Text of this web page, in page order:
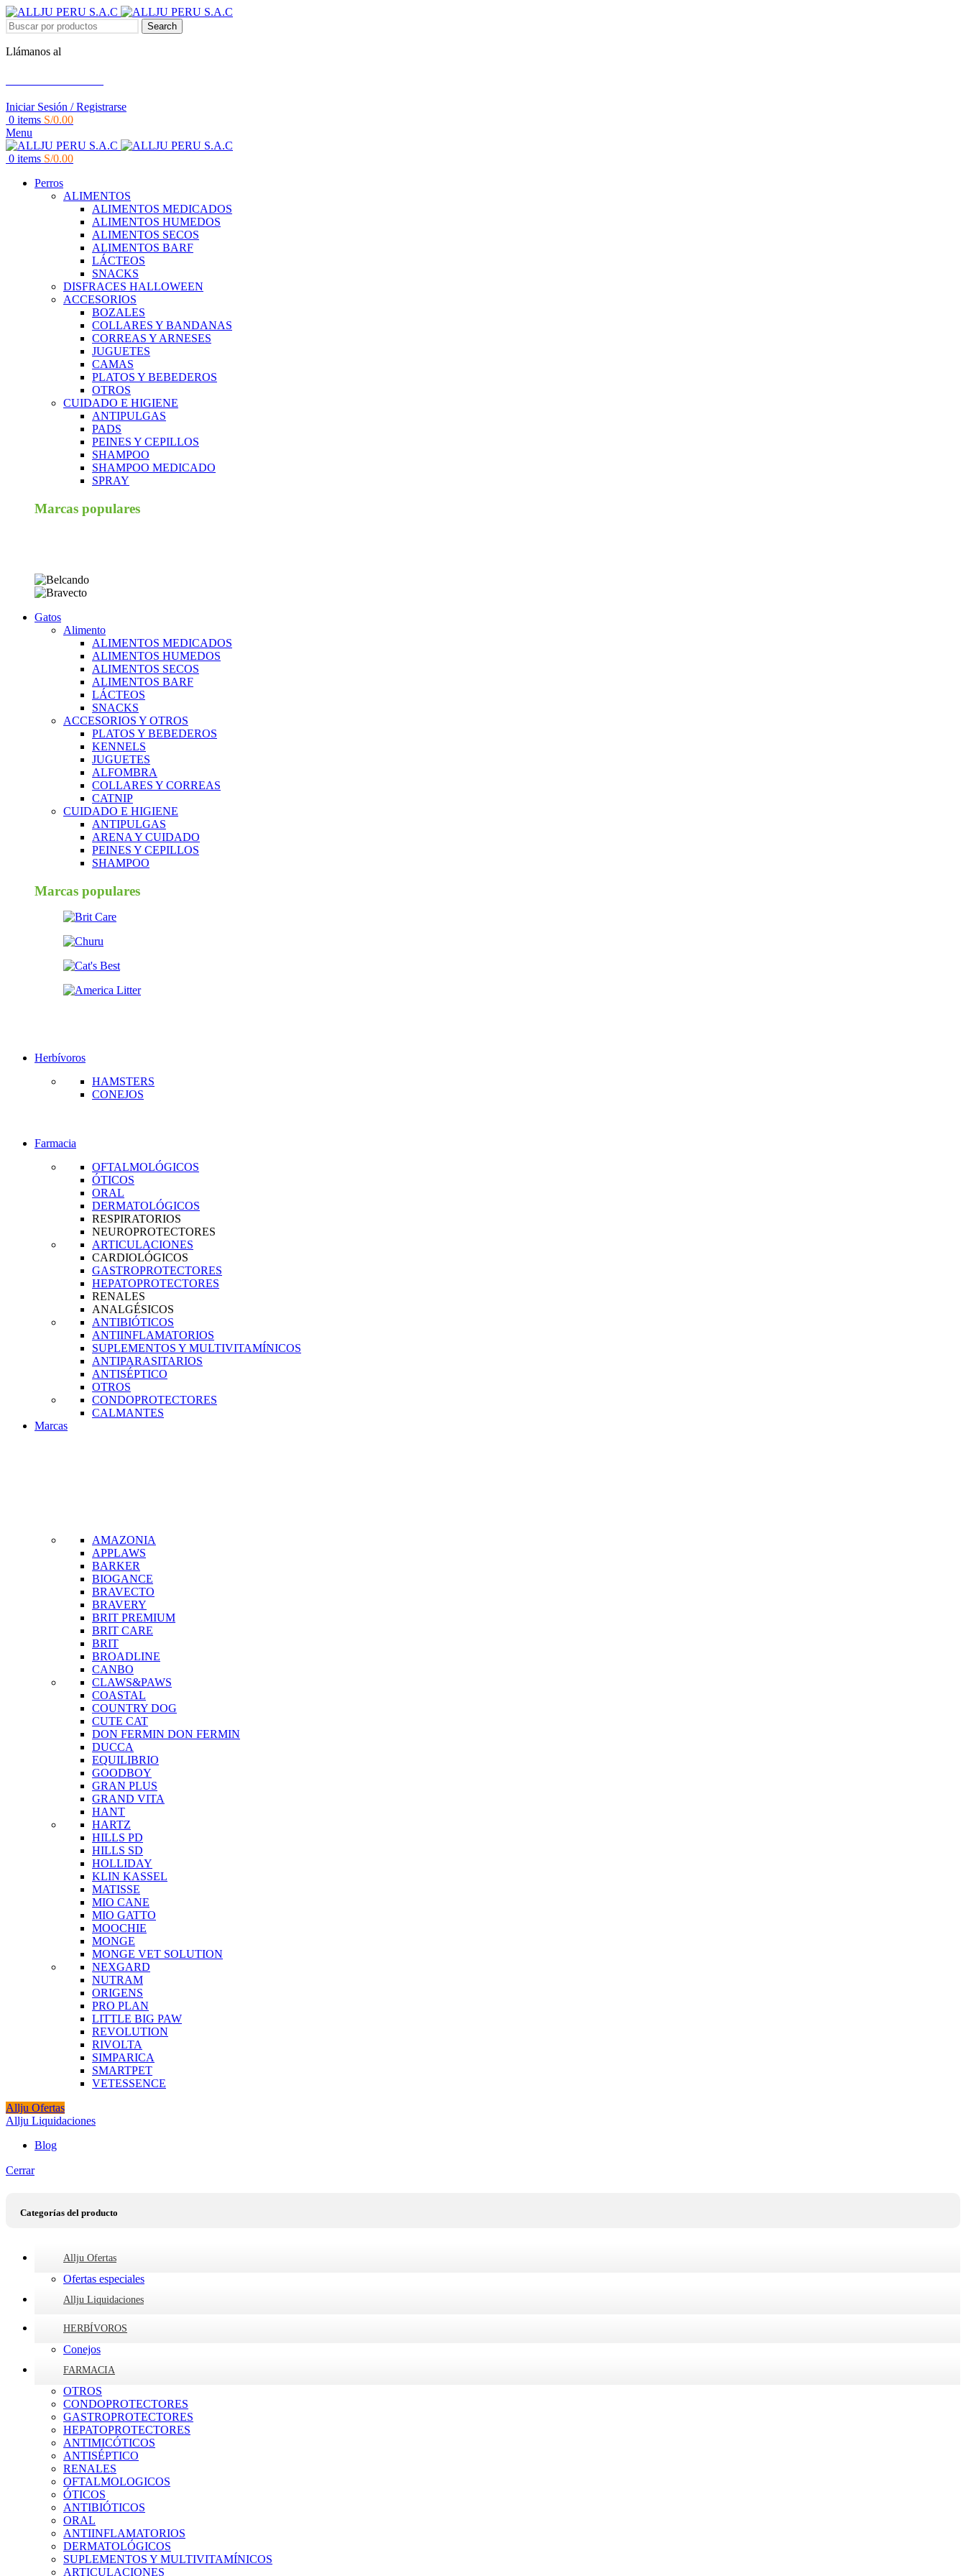
Search
Llámanos al
Iniciar Sesión / Registrarse
0 items S/0.00
Menu
0 items S/0.00
Perros
ALIMENTOS
ALIMENTOS MEDICADOS
ALIMENTOS HUMEDOS
ALIMENTOS SECOS
ALIMENTOS BARF
LÁCTEOS
SNACKS
DISFRACES HALLOWEEN
ACCESORIOS
BOZALES
COLLARES Y BANDANAS
CORREAS Y ARNESES
JUGUETES
CAMAS
PLATOS Y BEBEDEROS
OTROS
CUIDADO E HIGIENE
ANTIPULGAS
PADS
PEINES Y CEPILLOS
SHAMPOO
SHAMPOO MEDICADO
SPRAY
Marcas populares
Gatos
Alimento
ALIMENTOS MEDICADOS
ALIMENTOS HUMEDOS
ALIMENTOS SECOS
ALIMENTOS BARF
LÁCTEOS
SNACKS
ACCESORIOS Y OTROS
PLATOS Y BEBEDEROS
KENNELS
JUGUETES
ALFOMBRA
COLLARES Y CORREAS
CATNIP
CUIDADO E HIGIENE
ANTIPULGAS
ARENA Y CUIDADO
PEINES Y CEPILLOS
SHAMPOO
Marcas populares
Herbívoros
HAMSTERS
CONEJOS
Farmacia
OFTALMOLÓGICOS
ÓTICOS
ORAL
DERMATOLÓGICOS
RESPIRATORIOS
NEUROPROTECTORES
ARTICULACIONES
CARDIOLÓGICOS
GASTROPROTECTORES
HEPATOPROTECTORES
RENALES
ANALGÉSICOS
ANTIBIÓTICOS
ANTIINFLAMATORIOS
SUPLEMENTOS Y MULTIVITAMÍNICOS
ANTIPARASITARIOS
ANTISÉPTICO
OTROS
CONDOPROTECTORES
CALMANTES
Marcas
AMAZONIA
APPLAWS
BARKER
BIOGANCE
BRAVECTO
BRAVERY
BRIT PREMIUM
BRIT CARE
BRIT
BROADLINE
CANBO
CLAWS&PAWS
COASTAL
COUNTRY DOG
CUTE CAT
DON FERMIN DON FERMIN
DUCCA
EQUILIBRIO
GOODBOY
GRAN PLUS
GRAND VITA
HANT
HARTZ
HILLS PD
HILLS SD
HOLLIDAY
KLIN KASSEL
MATISSE
MIO CANE
MIO GATTO
MOOCHIE
MONGE
MONGE VET SOLUTION
NEXGARD
NUTRAM
ORIGENS
PRO PLAN
LITTLE BIG PAW
REVOLUTION
RIVOLTA
SIMPARICA
SMARTPET
VETESSENCE
Allju Ofertas
Allju Liquidaciones
Blog
Cerrar
Categorías del producto
Allju Ofertas
Ofertas especiales
Allju Liquidaciones
HERBÍVOROS
Conejos
FARMACIA
OTROS
CONDOPROTECTORES
GASTROPROTECTORES
HEPATOPROTECTORES
ANTIMICÓTICOS
ANTISÉPTICO
RENALES
OFTALMOLOGICOS
ÓTICOS
ANTIBIÓTICOS
ORAL
ANTIINFLAMATORIOS
DERMATOLÓGICOS
SUPLEMENTOS Y MULTIVITAMÍNICOS
ARTICULACIONES